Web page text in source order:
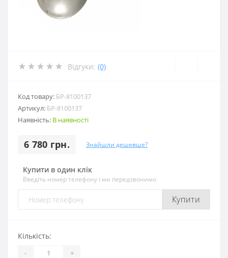
Відгуки: (0)
Код товару: БР-8100137
Артикул: БР-8100137
Наявність: В наявності
6 780 грн. Знайшли дешевше?
Купити в один клік
Введіть номер телефону і ми передзвонимо
Купити
Кількість:
- +